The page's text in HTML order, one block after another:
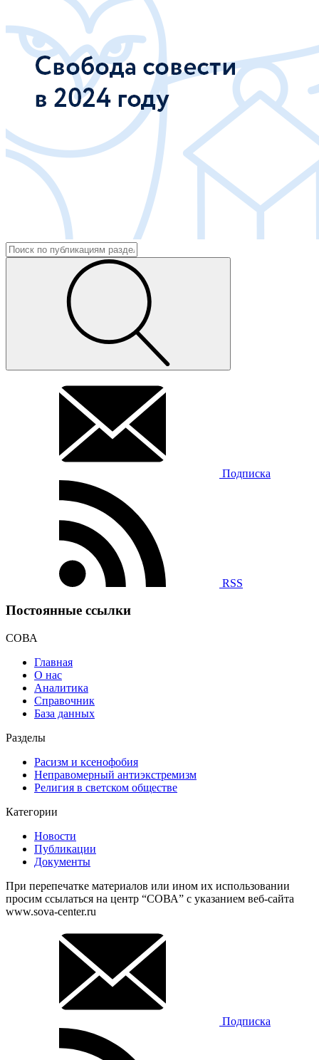
Подписка
RSS
Постоянные ссылки
СОВА
Главная
О нас
Аналитика
Справочник
База данных
Разделы
Расизм и ксенофобия
Неправомерный антиэкстремизм
Религия в светском обществе
Категории
Новости
Публикации
Документы
При перепечатке материалов или ином их использовании
просим ссылаться на центр “СОВА” с указанием веб-сайта
www.sova-center.ru
Подписка